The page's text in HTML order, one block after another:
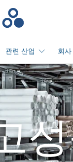
관련 산업 회사